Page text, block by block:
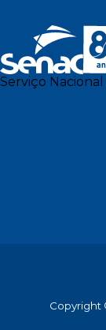
Serviço
Copyright